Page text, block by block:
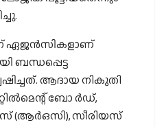
ഏജന്‍സികളാണ്
ബന്ധപ്പെട്ട
ആദായ നികുതി
ബോ ര്‍ഡ്,
(ആര്‍ഒസി), സീരിയസ്